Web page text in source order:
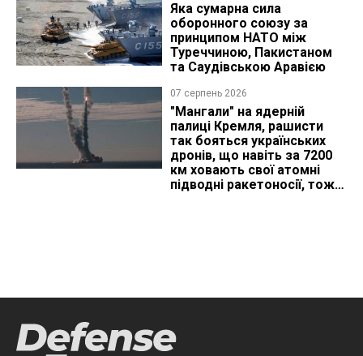
Яка сумарна сила
оборонного союзу за
принципом НАТО між
Туреччиною, Пакистаном
та Саудівською Аравією
07 серпень 2026
"Мангали" на ядерній
палиці Кремля, рашисти
так бояться українських
дронів, що навіть за 7200
км ховають свої атомні
підводні ракетоносії, тож